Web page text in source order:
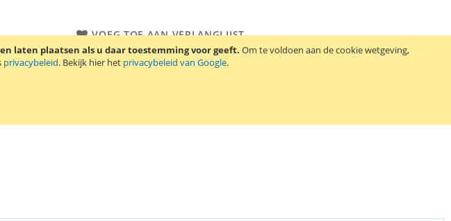
laten plaatsen als u daar toestemming voor geeft. Om te voldoen aan de cookie wetgeving,
privacybeleid. Bekijk hier het privacybeleid van Google.
VOEG TOE AAN VERLANGLIJST
TOEVOEGEN OM TE VERGELIJKEN